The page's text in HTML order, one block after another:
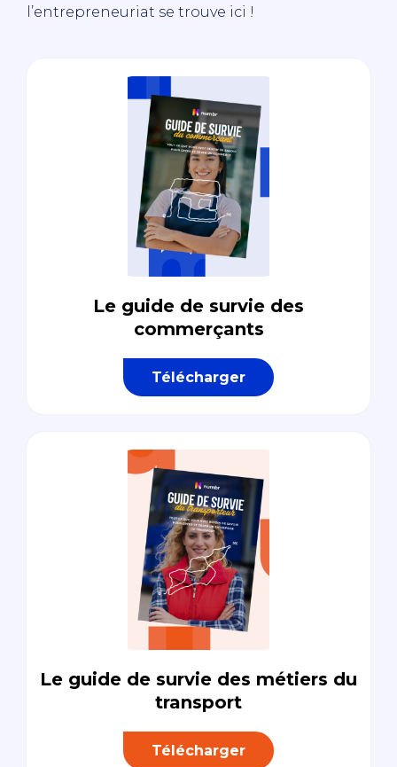
l’entrepreneuriat se trouve ici !
Le guide de survie des
commerçants
Télécharger
Le guide de survie des métiers du
transport
Télécharger